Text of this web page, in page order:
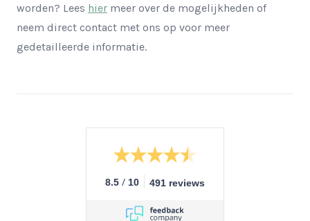
worden? Lees hier meer over de mogelijkheden of
neem direct contact met ons op voor meer
gedetailleerde informatie.
8.5 / 10 491 reviews